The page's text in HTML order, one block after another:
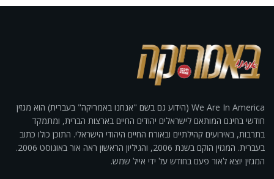
We Are In America (הידוע גם בשם "אנחנו באמריקה" בעברית) הוא מגזין
חודשי בחינם המותאם לישראלים יהודים החיים בארצות הברית, ומתמקד
בתרבות, באירועים קהילתיים ובאורח החיים היהודי הישראלי. התוכן כולו כתוב
בעברית. המגזין הוקם בשנת 2006, והגיליון הראשון ראה אור באוגוסט 2006.
המגזין יוצא לאור פעם בחודש על ידי אייל שמש.